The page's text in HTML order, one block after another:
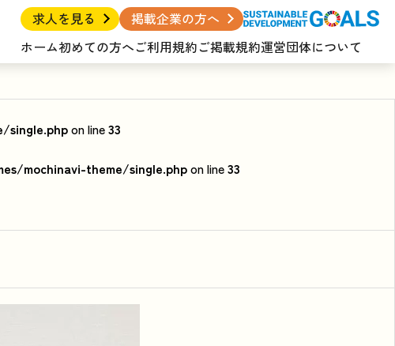
求人を見る
掲載企業の方へ
ホーム初めての方へご利用規約ご掲載規約運営団体について
single.phpon line33
mochinavi-theme/single.phpon line33